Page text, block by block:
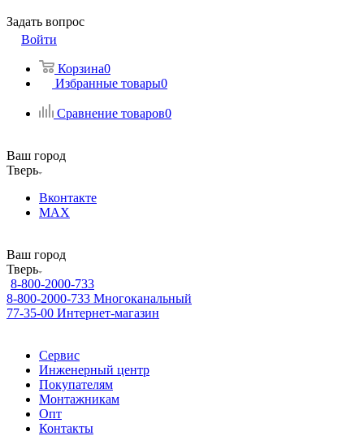
Задать вопрос
Войти
Корзина0
Избранные товары0
Сравнение товаров0
Ваш город
Тверь
Вконтакте
MAX
Ваш город
Тверь
8-800-2000-733
8-800-2000-733 Многоканальный
77-35-00 Интернет-магазин
Сервис
Инженерный центр
Покупателям
Монтажникам
Опт
Контакты